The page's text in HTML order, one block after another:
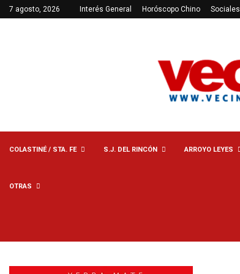
7 agosto, 2026 Interés General Horóscopo Chino Sociales
COLASTINÉ / STA. FE S.J. DEL RINCÓN ARROYO LEYES
OTRAS